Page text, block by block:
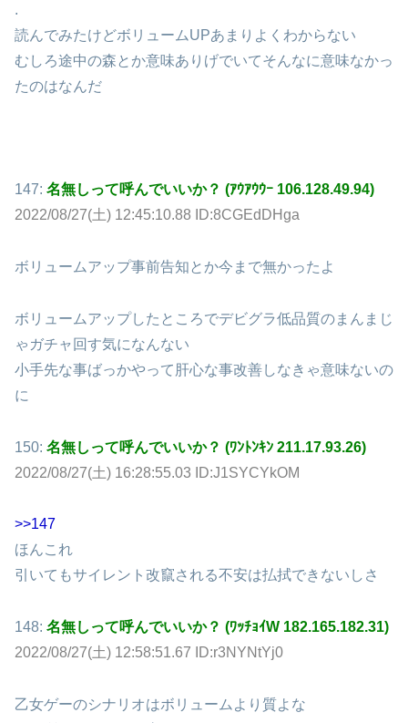
.
読んでみたけどボリュームUPあまりよくわからない
むしろ途中の森とか意味ありげでいてそんなに意味なかっ
たのはなんだ
147: 名無しって呼んでいいか？ (ｱｳｱｳｳｰ 106.128.49.94)
2022/08/27(土) 12:45:10.88 ID:8CGEdDHga
ボリュームアップ事前告知とか今まで無かったよ
ボリュームアップしたところでデビグラ低品質のまんまじ
ゃガチャ回す気になんない
小手先な事ばっかやって肝心な事改善しなきゃ意味ないの
に
150: 名無しって呼んでいいか？ (ﾜﾝﾄﾝｷﾝ 211.17.93.26)
2022/08/27(土) 16:28:55.03 ID:J1SYCYkOM
>>147
ほんこれ
引いてもサイレント改竄される不安は払拭できないしさ
148: 名無しって呼んでいいか？ (ﾜｯﾁｮｲW 182.165.182.31)
2022/08/27(土) 12:58:51.67 ID:r3NYNtYj0
乙女ゲーのシナリオはボリュームより質よな